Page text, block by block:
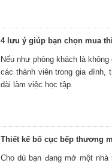
4 lưu ý giúp bạn chọn mua
Nếu như phòng khách là
các thành viên trong gia đình,
dài làm việc học tập.
Thiết kế bố cục bếp thương
Cho dù bạn đang mở một